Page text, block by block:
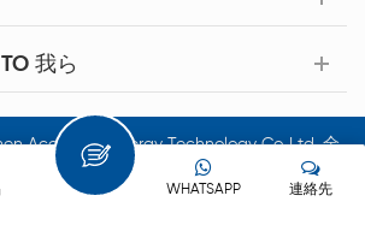
我ら
Acey New Energy Technology Co.,Ltd. 全
著作権所有.
連絡先
WHATSAPP